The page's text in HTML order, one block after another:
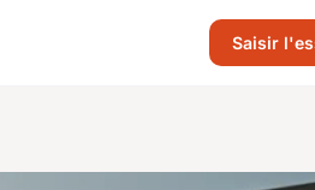
Saisir